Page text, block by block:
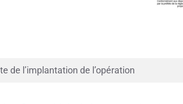
de l’implantation de l’opération